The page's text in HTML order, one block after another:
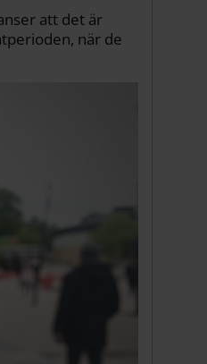
att det är
när de